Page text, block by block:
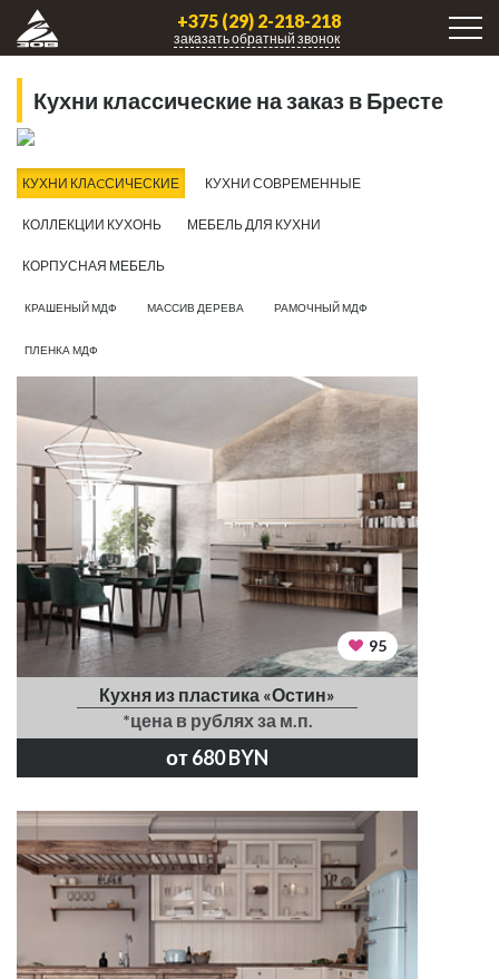
+375 (29) 2-218-218
заказать обратный звонок
Кухни клаcсические на заказ в Бресте
КУХНИ КЛАCСИЧЕСКИЕ КУХНИ СОВРЕМЕННЫЕ
КОЛЛЕКЦИИ КУХОНЬ МЕБЕЛЬ ДЛЯ КУХНИ
КОРПУСНАЯ МЕБЕЛЬ
КРАШЕНЫЙ МДФ МАССИВ ДЕРЕВА РАМОЧНЫЙ МДФ
ПЛЕНКА МДФ
95
Кухня из пластика «Остин»
*цена в рублях за м.п.
от 680 BYN